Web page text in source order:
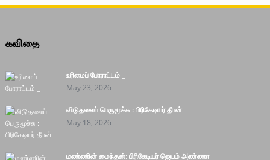
கவிதை
உரிமைப் போராட்டம் _
May 23, 2026
விடுதலைப் பெருமூச்சு : பிரிகேடியர் தீபன்
May 18, 2026